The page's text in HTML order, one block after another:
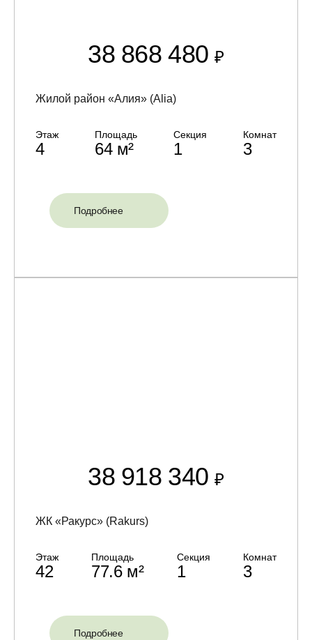
38 868 480₽
Жилой район «Алия» (Alia)
Этаж
4
Площадь
64 м²
Секция
1
Комнат
3
Подробнее
38 918 340₽
ЖК «Ракурс» (Rakurs)
Этаж
42
Площадь
77.6 м²
Секция
1
Комнат
3
Подробнее